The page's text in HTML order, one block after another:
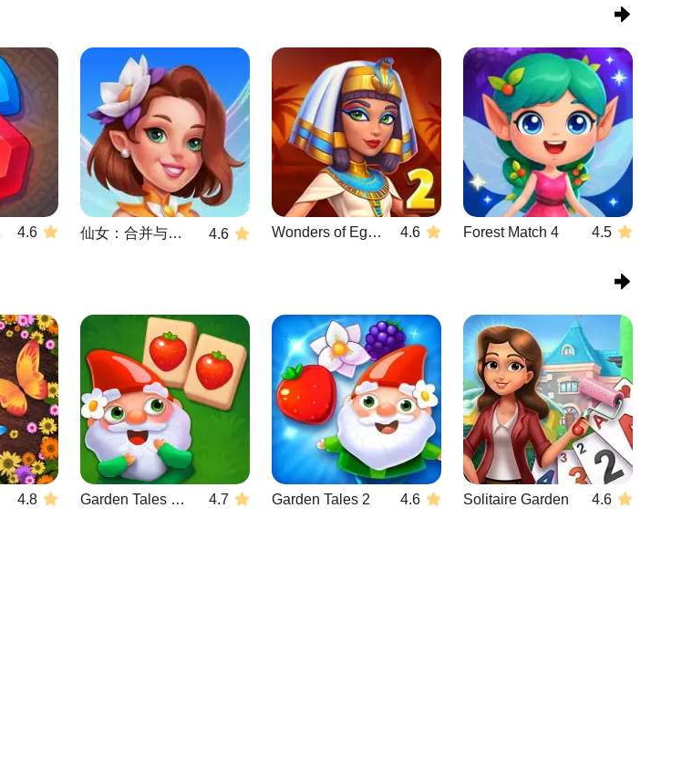
4.6 仙女：合并与魔术 4.6 Wonders of Egypt Match 2 4.6 Forest Match 4 4.5
4.8 Garden Tales Mahjong 4.7 Garden Tales 2 4.6 Solitaire Garden 4.6